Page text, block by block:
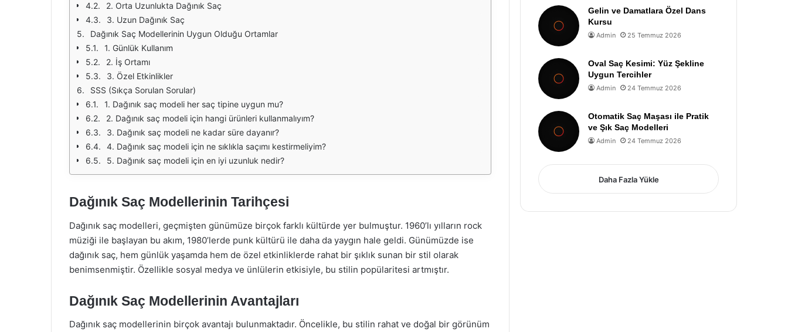
2. Orta Uzunlukta Dağınık Saç
3. Uzun Dağınık Saç
Dağınık Saç Modellerinin Uygun Olduğu Ortamlar
1. Günlük Kullanım
2. İş Ortamı
3. Özel Etkinlikler
SSS (Sıkça Sorulan Sorular)
1. Dağınık saç modeli her saç tipine uygun mu?
2. Dağınık saç modeli için hangi ürünleri kullanmalıyım?
3. Dağınık saç modeli ne kadar süre dayanır?
4. Dağınık saç modeli için ne sıklıkla saçımı kestirmeliyim?
5. Dağınık saç modeli için en iyi uzunluk nedir?
Dağınık Saç Modellerinin Tarihçesi
Dağınık saç modelleri, geçmişten günümüze birçok farklı kültürde yer bulmuştur. 1960’lı yılların rock
müziği ile başlayan bu akım, 1980’lerde punk kültürü ile daha da yaygın hale geldi. Günümüzde ise
dağınık saç, hem günlük yaşamda hem de özel etkinliklerde rahat bir şıklık sunan bir stil olarak
benimsenmiştir. Özellikle sosyal medya ve ünlülerin etkisiyle, bu stilin popülaritesi artmıştır.
Dağınık Saç Modellerinin Avantajları
Dağınık saç modellerinin birçok avantajı bulunmaktadır. Öncelikle, bu stilin rahat ve doğal bir görünüm
Gelin ve Damatlara Özel Dans
Kursu
Admin 25 Temmuz 2026
Oval Saç Kesimi: Yüz Şekline
Uygun Tercihler
Admin 24 Temmuz 2026
Otomatik Saç Maşası ile Pratik
ve Şık Saç Modelleri
Admin 24 Temmuz 2026
Daha Fazla Yükle